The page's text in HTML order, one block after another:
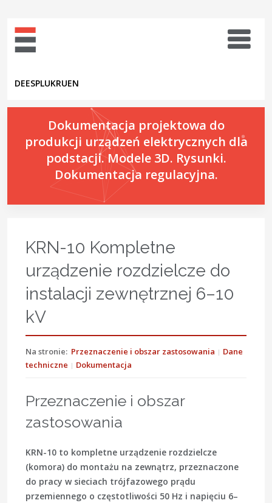
DEESPLUKRUEN
Dokumentacja projektowa do
produkcji urządzeń elektrycznych dla
podstacji. Modele 3D. Rysunki.
Dokumentacja regulacyjna.
KRN-10 Kompletne
urządzenie rozdzielcze do
instalacji zewnętrznej 6–10
kV
Na stronie: Przeznaczenie i obszar zastosowania
Dane
techniczne
Dokumentacja
Przeznaczenie i obszar
zastosowania
KRN-10 to kompletne urządzenie rozdzielcze
(komora) do montażu na zewnątrz, przeznaczone
do pracy w sieciach trójfazowego prądu
przemiennego o częstotliwości 50 Hz i napięciu 6–